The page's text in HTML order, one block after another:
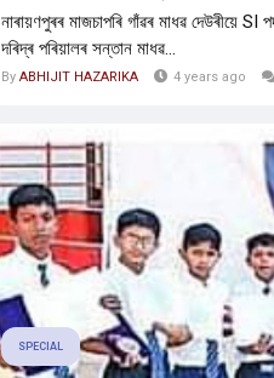
নাৰায়ণপুৰৰ মাজচাপৰি গাঁৱৰ মাধৱ দেউৰীয়ে
দৰিদ্ৰ পৰিয়ালৰ সন্তান মাধৱ...
ByABHIJIT HAZARIKA 4 years ago
SPECIAL